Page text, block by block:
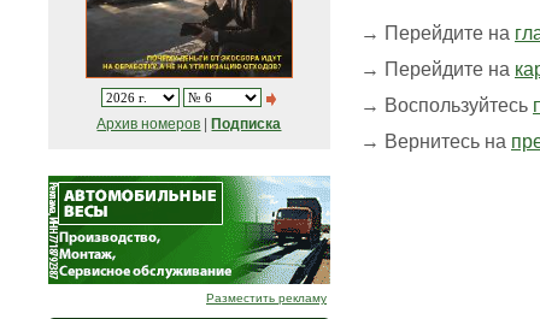
Архив номеров Подписка
Разместить рекламу
→ Перейдите на
→ Перейдите на
→ Воспользуйтесь
→ Вернитесь на